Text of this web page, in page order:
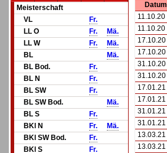
Meisterschaft
VL
Fr.
LL O
Fr.
Mä.
LL W
Fr.
Mä.
BL
Mä.
BL Bod.
Fr.
BL N
Fr.
BL SW
Fr.
BL SW Bod.
Mä.
BL S
Fr.
BKl N
Fr.
Mä.
BKl SW Bod.
Fr.
BKl S
Fr.
Datum
11.10.20
11.10.20
17.10.20
17.10.20
31.10.20
31.10.20
17.01.21
17.01.21
31.01.21
31.01.21
13.03.21
13.03.21